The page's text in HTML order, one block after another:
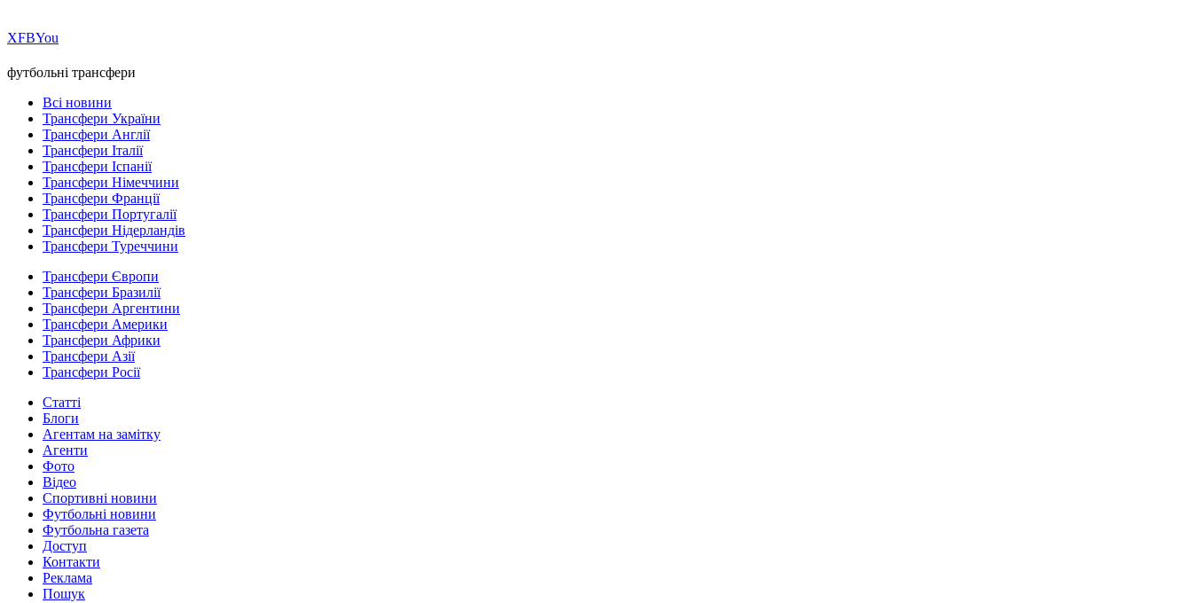
ХFBYou
футбольні трансфери
Всі новини
Трансфери України
Трансфери Англії
Трансфери Італії
Трансфери Іспанії
Трансфери Німеччини
Трансфери Франції
Трансфери Португалії
Трансфери Нідерландів
Трансфери Туреччини
Трансфери Європи
Трансфери Бразилії
Трансфери Аргентини
Трансфери Америки
Трансфери Африки
Трансфери Азії
Трансфери Росії
Статті
Блоги
Агентам на замітку
Агенти
Фото
Відео
Спортивні новини
Футбольні новини
Футбольна газета
Доступ
Контакти
Реклама
Пошук